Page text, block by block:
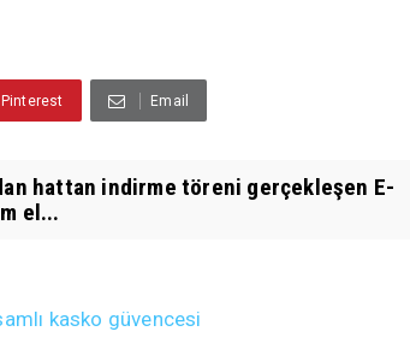
Pinterest Email
hattan indirme töreni gerçekleşen E-
el...
kasko güvencesi